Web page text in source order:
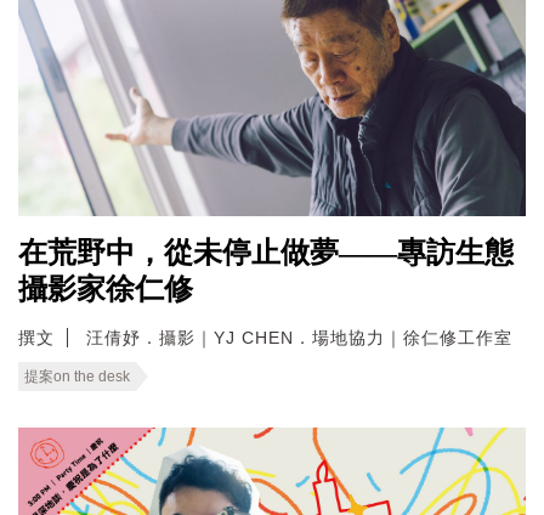
在荒野中，從未停止做夢——專訪生態
攝影家徐仁修
撰文 汪倩妤．攝影｜YJ CHEN．場地協力｜徐仁修工作室
提案on the desk